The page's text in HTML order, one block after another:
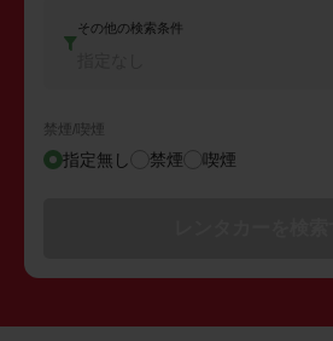
その他の検索条件
禁煙/喫煙
指定無し 禁煙 喫煙